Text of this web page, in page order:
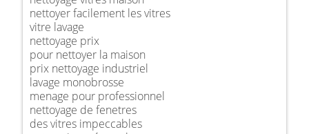
nettoyer facilement les vitres
vitre lavage
nettoyage prix
pour nettoyer la maison
prix nettoyage industriel
lavage monobrosse
menage pour professionnel
nettoyage de fenetres
des vitres impeccables